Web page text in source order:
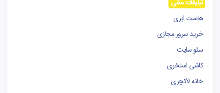
تبلیغات متنی
هاست ابری
خرید سرور مجازی
سئو سایت
کاشی استخری
خانه لاکچری